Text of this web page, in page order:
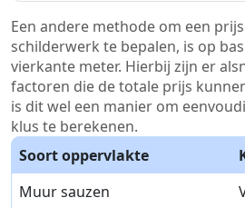
Een andere methode om een
schilderwerk te bepalen, is op
vierkante meter. Hierbij zijn er
factoren die de totale prijs
is dit wel een manier om
klus te berekenen.
Soort oppervlakte
Muur sauzen